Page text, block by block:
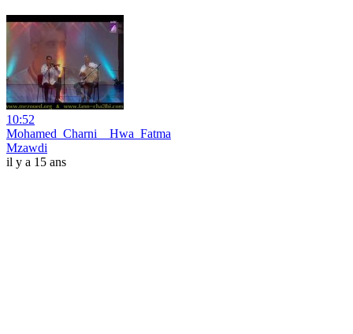
10:52
Mohamed_Charni__Hwa_Fatma
Mzawdi
il y a 15 ans